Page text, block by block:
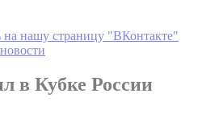
на нашу страницу "ВКонтакте"
в Кубке России